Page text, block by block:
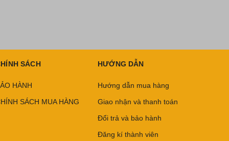
SÁCH
HÀNH
SÁCH MUA HÀNG
HƯỚNG DẪN
Hướng dẫn mua hàng
Giao nhận và thanh toán
Đổi trả và bảo hành
Đăng kí thành viên